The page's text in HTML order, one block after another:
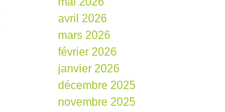
avril 2026
mars 2026
février 2026
janvier 2026
décembre 2025
novembre 2025